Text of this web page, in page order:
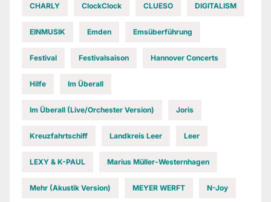
CHARLY ClockClock CLUESO DIGITALISM
EINMUSIK Emden Emsüberführung
Festival Festivalsaison Hannover Concerts
Hilfe Im Überall
Im Überall (Live/Orchester Version) Joris
Kreuzfahrtschiff Landkreis Leer Leer
LEXY & K-PAUL Marius Müller-Westernhagen
Mehr (Akustik Version) MEYER WERFT N-Joy